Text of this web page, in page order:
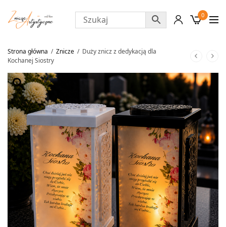
0
Strona główna / Znicze / Duży znicz z dedykacją dla
Kochanej Siostry